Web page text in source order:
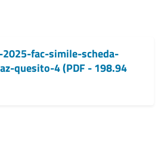
fac-simile-scheda-
quesito-4 (PDF - 198.94